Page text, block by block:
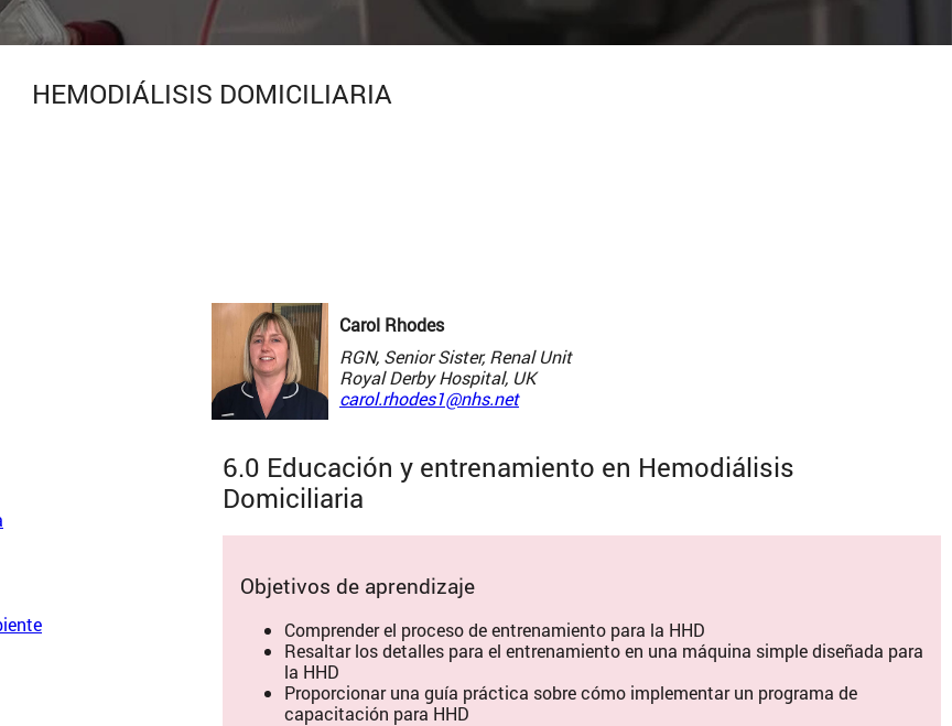
HEMODIÁLISIS DOMICILIARIA
Carol Rhodes
RGN, Senior Sister, Renal Unit
Royal Derby Hospital, UK
carol.rhodes1@nhs.net
6.0 Educación y entrenamiento en Hemodiálisis
Domiciliaria
Objetivos de aprendizaje
Comprender el proceso de entrenamiento para la HHD
Resaltar los detalles para el entrenamiento en una máquina simple diseñada para
la HHD
Proporcionar una guía práctica sobre cómo implementar un programa de
capacitación para HHD